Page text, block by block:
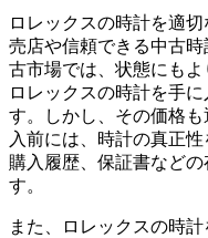
ロレックスの時計を適
売店や信頼できる中古
古市場では、状態にも
ロレックスの時計を手
す。しかし、その価格
入前には、時計の真正
購入履歴、保証書など
す。
また、ロレックスの時